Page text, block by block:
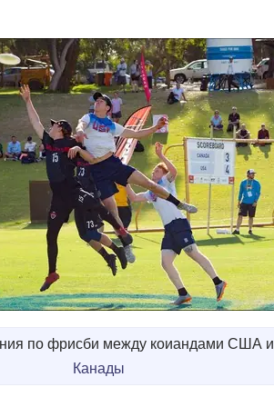
по фрисби между коиандами США и
Канады